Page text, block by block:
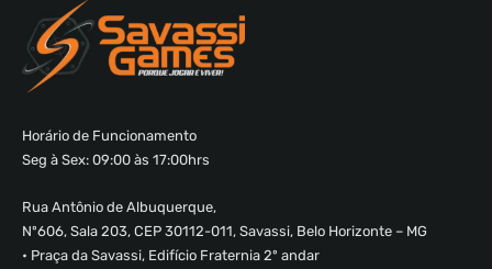
Horário de Funcionamento
Seg à Sex: 09:00 às 17:00hrs
Rua Antônio de Albuquerque,
Nº606, Sala 203, CEP 30112-011, Savassi, Belo Horizonte – MG
• Praça da Savassi, Edifício Fraternia 2º andar